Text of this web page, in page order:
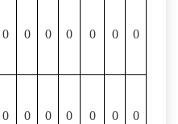
0 0 0 0 0 0 0
0 0 0 0 0 0 0